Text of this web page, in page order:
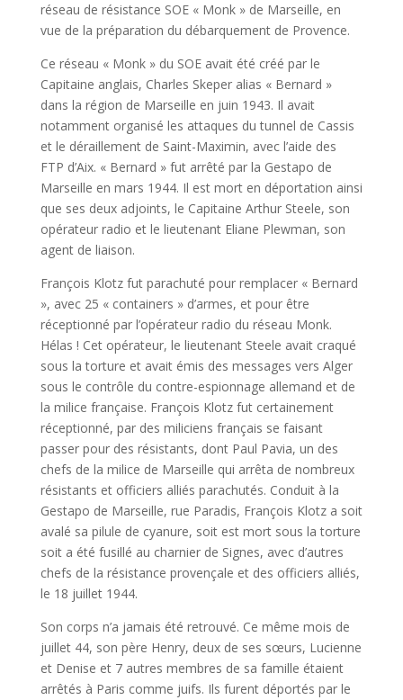
réseau de résistance SOE « Monk » de Marseille, en
vue de la préparation du débarquement de Provence.
Ce réseau « Monk » du SOE avait été créé par le
Capitaine anglais, Charles Skeper alias « Bernard »
dans la région de Marseille en juin 1943. Il avait
notamment organisé les attaques du tunnel de Cassis
et le déraillement de Saint-Maximin, avec l’aide des
FTP d’Aix. « Bernard » fut arrêté par la Gestapo de
Marseille en mars 1944. Il est mort en déportation ainsi
que ses deux adjoints, le Capitaine Arthur Steele, son
opérateur radio et le lieutenant Eliane Plewman, son
agent de liaison.
François Klotz fut parachuté pour remplacer « Bernard
», avec 25 « containers » d’armes, et pour être
réceptionné par l’opérateur radio du réseau Monk.
Hélas ! Cet opérateur, le lieutenant Steele avait craqué
sous la torture et avait émis des messages vers Alger
sous le contrôle du contre-espionnage allemand et de
la milice française. François Klotz fut certainement
réceptionné, par des miliciens français se faisant
passer pour des résistants, dont Paul Pavia, un des
chefs de la milice de Marseille qui arrêta de nombreux
résistants et officiers alliés parachutés. Conduit à la
Gestapo de Marseille, rue Paradis, François Klotz a soit
avalé sa pilule de cyanure, soit est mort sous la torture
soit a été fusillé au charnier de Signes, avec d’autres
chefs de la résistance provençale et des officiers alliés,
le 18 juillet 1944.
Son corps n’a jamais été retrouvé. Ce même mois de
juillet 44, son père Henry, deux de ses sœurs, Lucienne
et Denise et 7 autres membres de sa famille étaient
arrêtés à Paris comme juifs. Ils furent déportés par le